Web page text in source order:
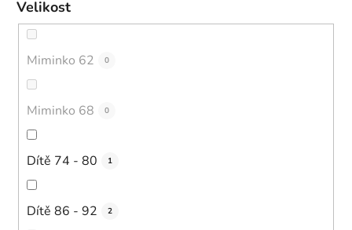
Velikost
Miminko 62 0
Miminko 68 0
Dítě 74 - 80 1
Dítě 86 - 92 2